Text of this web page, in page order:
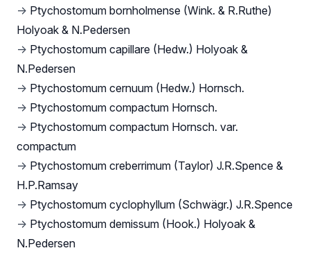
→ Ptychostomum bornholmense (Wink. & R.Ruthe)
Holyoak & N.Pedersen
→ Ptychostomum capillare (Hedw.) Holyoak &
N.Pedersen
→ Ptychostomum cernuum (Hedw.) Hornsch.
→ Ptychostomum compactum Hornsch.
→ Ptychostomum compactum Hornsch. var.
compactum
→ Ptychostomum creberrimum (Taylor) J.R.Spence &
H.P.Ramsay
→ Ptychostomum cyclophyllum (Schwägr.) J.R.Spence
→ Ptychostomum demissum (Hook.) Holyoak &
N.Pedersen